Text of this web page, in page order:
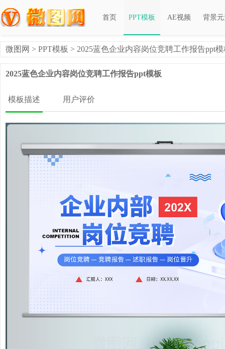
首页 PPT模板 AE视频 背景
微图网 > PPT模板 > 2025蓝色企业内容岗位竞聘工作报告ppt
2025蓝色企业内容岗位竞聘工作报告ppt模板
模板描述 用户评价